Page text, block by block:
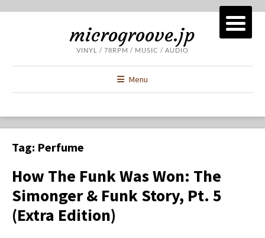
microgroove.jp
VINYL / 78RPM / MUSIC / AUDIO
Menu
Tag: Perfume
How The Funk Was Won: The
Simonger & Funk Story, Pt. 5
(Extra Edition)